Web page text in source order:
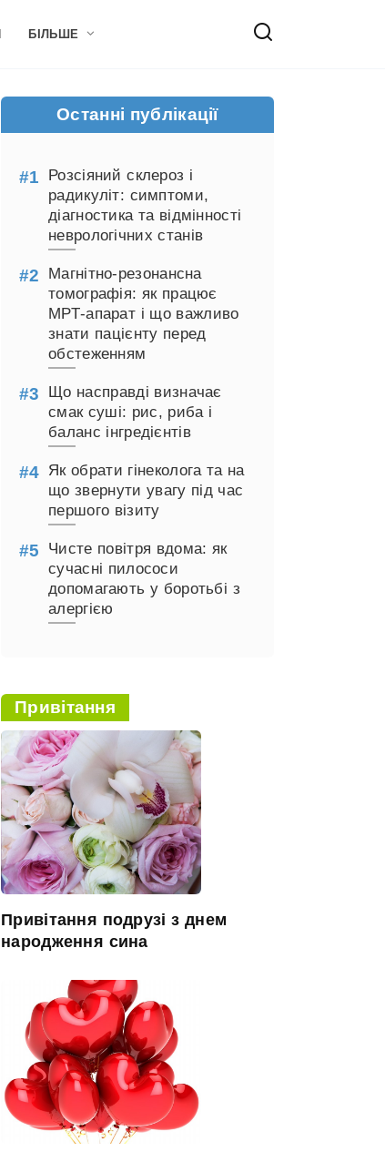
БІЛЬШЕ
Останні публікації
Розсіяний склероз і
радикуліт: симптоми,
діагностика та відмінності
неврологічних станів
Магнітно-резонансна
томографія: як працює
МРТ-апарат і що важливо
знати пацієнту перед
обстеженням
Що насправді визначає
смак суші: рис, риба і
баланс інгредієнтів
Як обрати гінеколога та на
що звернути увагу під час
першого візиту
Чисте повітря вдома: як
сучасні пилососи
допомагають у боротьбі з
алергією
Привітання
Привітання подрузі з днем
народження сина